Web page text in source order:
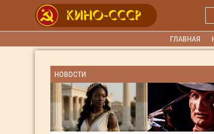
ГЛАВНАЯ
НОВОСТИ